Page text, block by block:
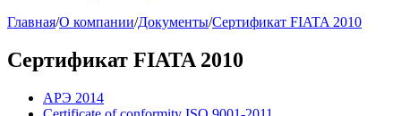
Главная/О компании/Документы/Сертификат FIATA 2010
Сертификат FIATA 2010
АРЭ 2014